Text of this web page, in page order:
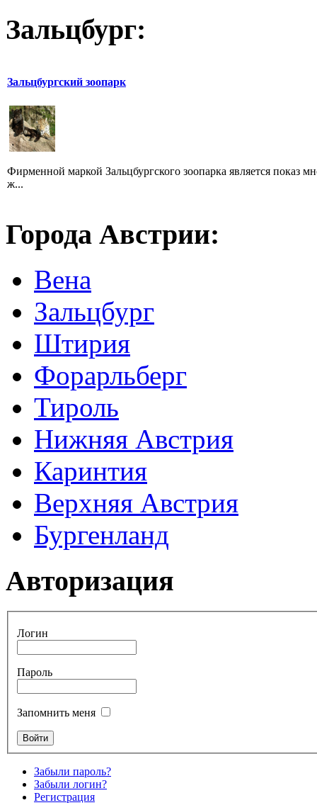
Зальцбург:
Зальцбургский зоопарк
Фирменной маркой Зальцбургского зоопарка является показ
ж...
Города Австрии:
Вена
Зальцбург
Штирия
Форарльберг
Тироль
Нижняя Австрия
Каринтия
Верхняя Австрия
Бургенланд
Авторизация
Логин
Пароль
Запомнить меня
Забыли пароль?
Забыли логин?
Регистрация